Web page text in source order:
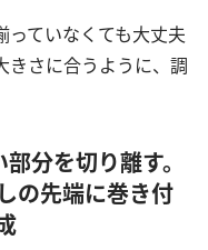
っていなくても大丈夫
きさに合うように、調
分を切り離す。
の先端に巻き付